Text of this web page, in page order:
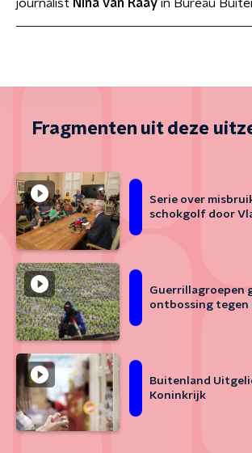
journalist Nina van Raay in Bureau
Fragmenten uit deze
Serie over
schokgolf door
Guerrillagroepen
ontbossing tegen
Buitenland
Koninkrijk